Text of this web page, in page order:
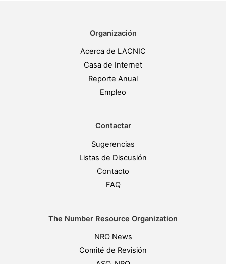
Organización
Acerca de LACNIC
Casa de Internet
Reporte Anual
Empleo
Contactar
Sugerencias
Listas de Discusión
Contacto
FAQ
The Number Resource Organization
NRO News
Comité de Revisión